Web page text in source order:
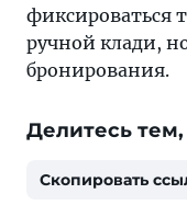
фиксироваться
ручной клади,
бронирования.
Делитесь тем,
Скопировать